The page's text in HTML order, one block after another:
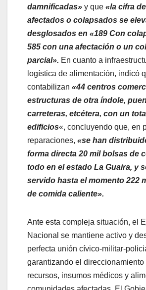
damnificadas» y que «la cifra
afectados o colapsados se
desglosados en «189 Con
585 con una afectación o un
parcial». En cuanto a
logística de alimentación, indicó
contabilizan «44 centros
estructuras de otra índole,
carreteras, etcétera, con un
edificios«, concluyendo que, en
reparaciones, «se han
forma directa 20 mil bolsas de
todo en el estado La Guaira, y
servido hasta el momento 222
de comida caliente».
​Ante esta compleja situación, el
Nacional se mantiene activo y
perfecta unión cívico-militar-
garantizando el
recursos, insumos médicos y